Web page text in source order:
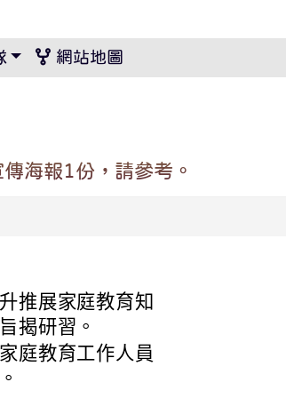
網站地圖
海報1份，請參考。
推展家庭教育知
揭研習。
庭教育工作人員